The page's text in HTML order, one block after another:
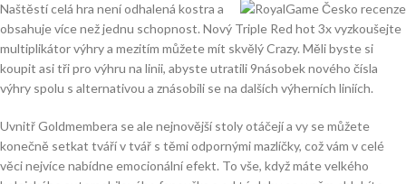
Naštěstí celá hra není odhalená kostra a
obsahuje více než jednu schopnost. Nový Triple Red hot 3x vyzkoušejte
multiplikátor výhry a mezitím můžete mít skvělý Crazy. Měli byste si
koupit asi tři pro výhru na linii, abyste utratili 9násobek nového čísla
výhry spolu s alternativou a znásobili se na dalších výherních liniích.
Uvnitř Goldmembera se ale nejnovější stoly otáčejí a vy se můžete
konečně setkat tváří v tvář s těmi odpornými mazlíčky, což vám v celé
věci nejvíce nabídne emocionální efekt. To vše, když máte velkého